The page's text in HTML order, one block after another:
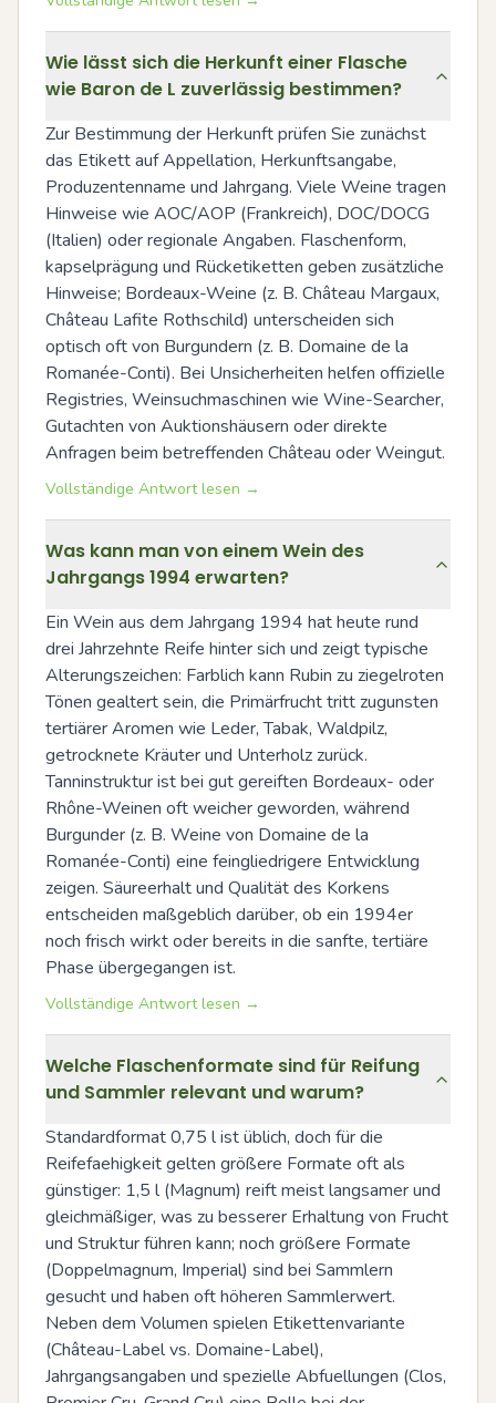
Wie lässt sich die Herkunft einer Flasche
wie Baron de L zuverlässig bestimmen?
Zur Bestimmung der Herkunft prüfen Sie zunächst
das Etikett auf Appellation, Herkunftsangabe,
Produzentenname und Jahrgang. Viele Weine tragen
Hinweise wie AOC/AOP (Frankreich), DOC/DOCG
(Italien) oder regionale Angaben. Flaschenform,
kapselprägung und Rücketiketten geben zusätzliche
Hinweise; Bordeaux-Weine (z. B. Château Margaux,
Château Lafite Rothschild) unterscheiden sich
optisch oft von Burgundern (z. B. Domaine de la
Romanée-Conti). Bei Unsicherheiten helfen offizielle
Registries, Weinsuchmaschinen wie Wine-Searcher,
Gutachten von Auktionshäusern oder direkte
Anfragen beim betreffenden Château oder Weingut.
Vollständige Antwort lesen →
Was kann man von einem Wein des
Jahrgangs 1994 erwarten?
Ein Wein aus dem Jahrgang 1994 hat heute rund
drei Jahrzehnte Reife hinter sich und zeigt typische
Alterungszeichen: Farblich kann Rubin zu ziegelroten
Tönen gealtert sein, die Primärfrucht tritt zugunsten
tertiärer Aromen wie Leder, Tabak, Waldpilz,
getrocknete Kräuter und Unterholz zurück.
Tanninstruktur ist bei gut gereiften Bordeaux- oder
Rhône-Weinen oft weicher geworden, während
Burgunder (z. B. Weine von Domaine de la
Romanée-Conti) eine feingliedrigere Entwicklung
zeigen. Säureerhalt und Qualität des Korkens
entscheiden maßgeblich darüber, ob ein 1994er
noch frisch wirkt oder bereits in die sanfte, tertiäre
Phase übergegangen ist.
Vollständige Antwort lesen →
Welche Flaschenformate sind für Reifung
und Sammler relevant und warum?
Standardformat 0,75 l ist üblich, doch für die
Reifefaehigkeit gelten größere Formate oft als
günstiger: 1,5 l (Magnum) reift meist langsamer und
gleichmäßiger, was zu besserer Erhaltung von Frucht
und Struktur führen kann; noch größere Formate
(Doppelmagnum, Imperial) sind bei Sammlern
gesucht und haben oft höheren Sammlerwert.
Neben dem Volumen spielen Etikettenvariante
(Château-Label vs. Domaine-Label),
Jahrgangsangaben und spezielle Abfuellungen (Clos,